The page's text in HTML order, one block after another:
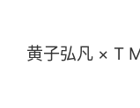
黄子弘凡 × T